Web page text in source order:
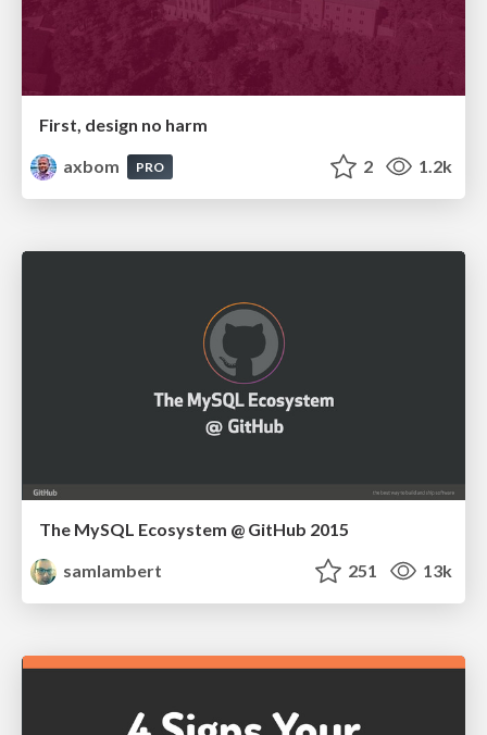
First, design no harm
axbom
PRO 2 1.2k
The MySQL Ecosystem @ GitHub 2015
samlambert
251 13k